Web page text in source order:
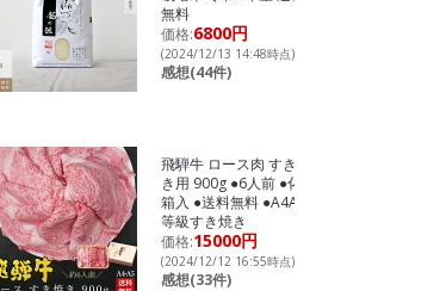
無料
価格:6800円
(2024/12/13 14:48時点)
感想(44件)
飛騨牛 ロース肉 すき焼
き用 900g ●6人前 ●化粧
箱入 ●送料無料 ●A4A5
等級すき焼き
価格:15000円
(2024/12/12 16:55時点)
感想(33件)